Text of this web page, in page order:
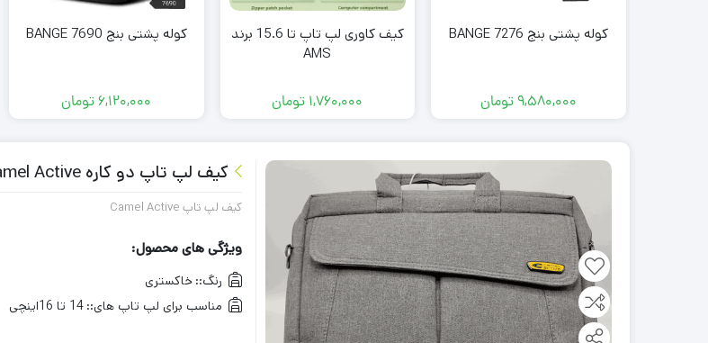
کوله پشتی بنج BANGE 7276
9,580,000تومان
کیف کاوری لپ تاپ تا 15.6 برند
AMS
1,760,000 تومان
کوله پشتی بنج BANGE 7690
6,120,000تومان
کیف لپ تاپ دو کاره Camel Active برای لپ تاپ 14 اینچ تا 16.1 اینچی
کیف لپ تاپ Camel Active
ویژگی های محصول:
رنگ:: خاکستری
مناسب برای لپ تاپ های:: 14 تا 16اینچی